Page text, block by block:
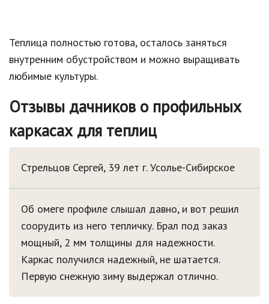
Теплица полностью готова, осталось заняться
внутренним обустройством и можно выращивать
любимые культуры.
Отзывы дачников о профильных
каркасах для теплиц
Стрельцов Сергей, 39 лет г. Усолье-Сибирское
Об омеге профиле слышал давно, и вот решил
соорудить из него тепличку. Брал под заказ
мощный, 2 мм толщины для надежности.
Каркас получился надежный, не шатается.
Первую снежную зиму выдержал отлично.